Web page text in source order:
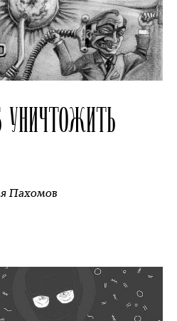
Пахомов